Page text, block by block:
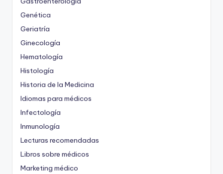
Genética
Geriatría
Ginecología
Hematología
Histología
Historia de la Medicina
Idiomas para médicos
Infectología
Inmunología
Lecturas recomendadas
Libros sobre médicos
Marketing médico